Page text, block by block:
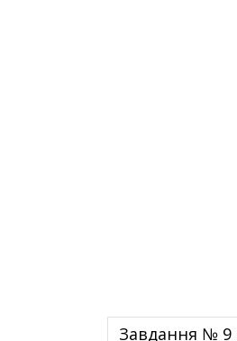
Завдання № 9
Завдання № 9